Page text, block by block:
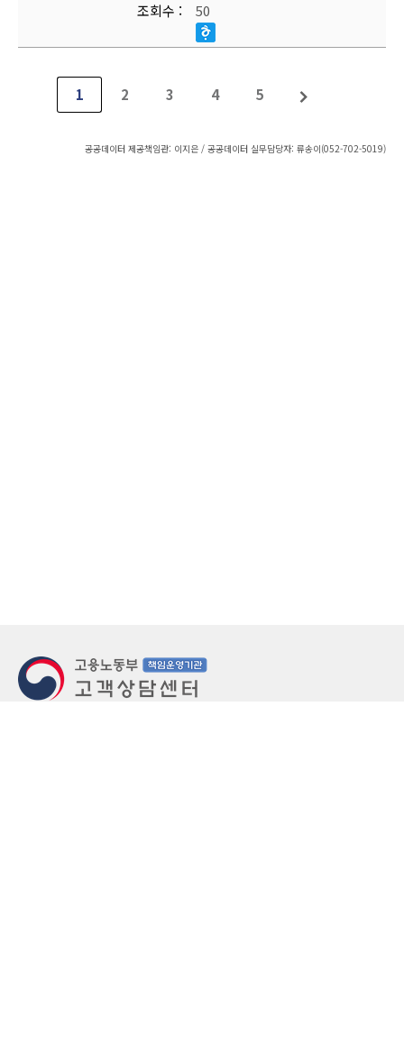
조회수
50
1 2 3 4 5
공공데이터 제공책임관: 이지은 / 공공데이터 실무담당자: 류송이(052-702-5019)